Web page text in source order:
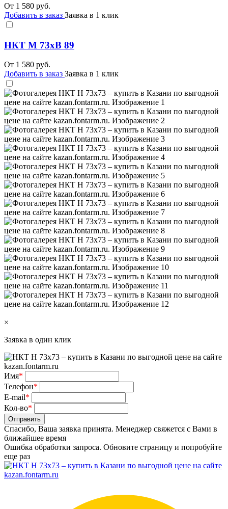
От 1 580 руб.
Добавить в заказ Заявка в 1 клик
НКТ М 73хВ 89
От 1 580 руб.
Добавить в заказ Заявка в 1 клик
×
Заявка в один клик
Имя*
Телефон*
E-mail*
Кол-во*
Отправить
Спасибо, Ваша заявка принята. Менеджер свяжется с Вами в
ближайшее время
Ошибка обработки запроса. Обновите страницу и попробуйте
еще раз